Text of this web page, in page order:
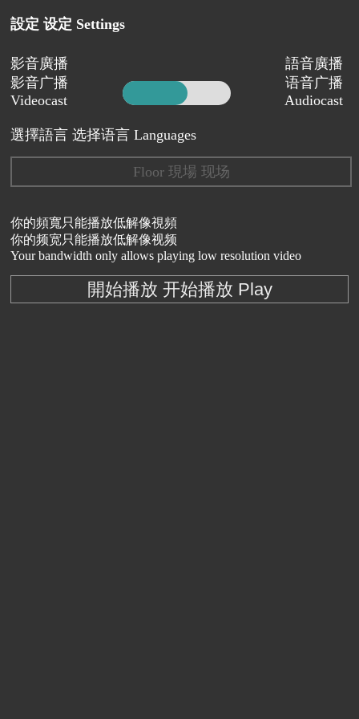
設定 设定 Settings
影音廣播
影音广播
Videocast
語音廣播
语音广播
Audiocast
選擇語言 选择语言 Languages
Floor 現場 现场
你的頻寬只能播放低解像視頻
你的频宽只能播放低解像视频
Your bandwidth only allows playing low resolution video
開始播放 开始播放 Play